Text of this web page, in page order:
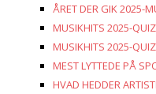
ÅRET DER GIK 2025-
MUSIKHITS 2025-
MUSIKHITS 2025-
MEST LYTTEDE PÅ
HVAD HEDDER